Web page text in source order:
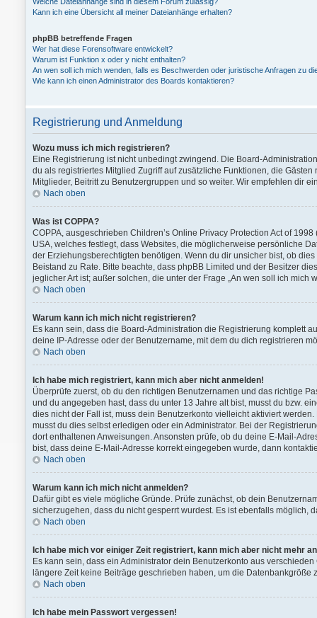
Kann ich eine Übersicht all meiner Dateianhänge erhalten?
phpBB betreffende Fragen
Wer hat diese Forensoftware entwickelt?
Warum ist Funktion x oder y nicht enthalten?
An wen soll ich mich wenden, falls es Beschwerden oder juristische Anfragen zu
Wie kann ich einen Administrator des Boards kontaktieren?
Registrierung und Anmeldung
Wozu muss ich mich registrieren?
Eine Registrierung ist nicht unbedingt zwingend. Die Board-
du als registriertes Mitglied Zugriff auf zusätzliche Funktionen, die
Mitglieder, Beitritt zu Benutzergruppen und so weiter. Wir empfehlen dir
Nach oben
Was ist COPPA?
COPPA, ausgeschrieben Children’s Online Privacy Protection Act of
USA, welches festlegt, dass Websites, die möglicherweise persönliche
der Erziehungsberechtigten benötigen. Wenn du dir unsicher bist, ob
Beistand zu Rate. Bitte beachte, dass phpBB Limited und der Besitzer
jeglicher Art ist; außer solchen, die unter der Frage „An wen soll ich
Nach oben
Warum kann ich mich nicht registrieren?
Es kann sein, dass die Board-Administration die Registrierung komplett
deine IP-Adresse oder der Benutzername, mit dem du dich registrieren
Nach oben
Ich habe mich registriert, kann mich aber nicht anmelden!
Überprüfe zuerst, ob du den richtigen Benutzernamen und das richtige
und du angegeben hast, dass du unter 13 Jahre alt bist, musst du bzw.
dies nicht der Fall ist, muss dein Benutzerkonto vielleicht aktiviert
musst du dies selbst erledigen oder ein Administrator. Bei der
dort enthaltenen Anweisungen. Ansonsten prüfe, ob du deine E-Mail-
bist, dass deine E-Mail-Adresse korrekt eingegeben wurde, dann
Nach oben
Warum kann ich mich nicht anmelden?
Dafür gibt es viele mögliche Gründe. Prüfe zunächst, ob dein
sicherzugehen, dass du nicht gesperrt wurdest. Es ist ebenfalls möglich,
Nach oben
Ich habe mich vor einiger Zeit registriert, kann mich aber nicht mehr
Es kann sein, dass ein Administrator dein Benutzerkonto aus
längere Zeit keine Beiträge geschrieben haben, um die
Nach oben
Ich habe mein Passwort vergessen!